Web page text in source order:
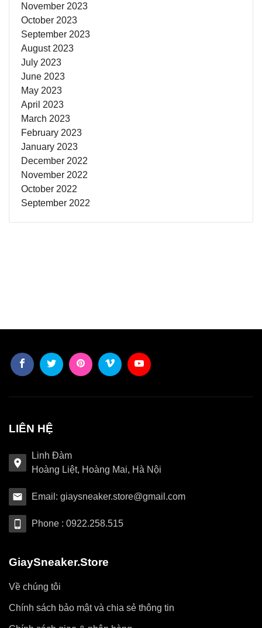
November 2023
October 2023
September 2023
August 2023
July 2023
June 2023
May 2023
April 2023
March 2023
February 2023
January 2023
December 2022
November 2022
October 2022
September 2022
LIÊN HỆ
Linh Đàm
Hoàng Liệt, Hoàng Mai, Hà Nội
Email: giaysneaker.store@gmail.com
Phone : 0922.258.515
GiaySneaker.Store
Về chúng tôi
Chính sách bảo mật và chia sẻ thông tin